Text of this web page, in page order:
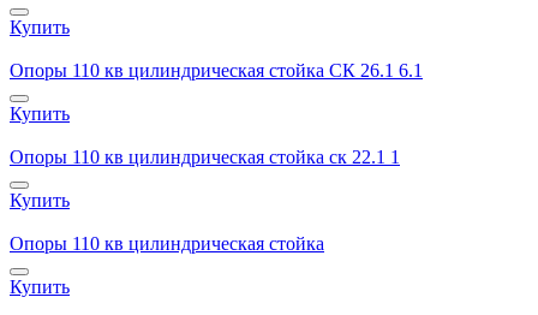
Купить
Опоры 110 кв цилиндрическая стойка СК 26.1 6.1
Купить
Опоры 110 кв цилиндрическая стойка ск 22.1 1
Купить
Опоры 110 кв цилиндрическая стойка
Купить